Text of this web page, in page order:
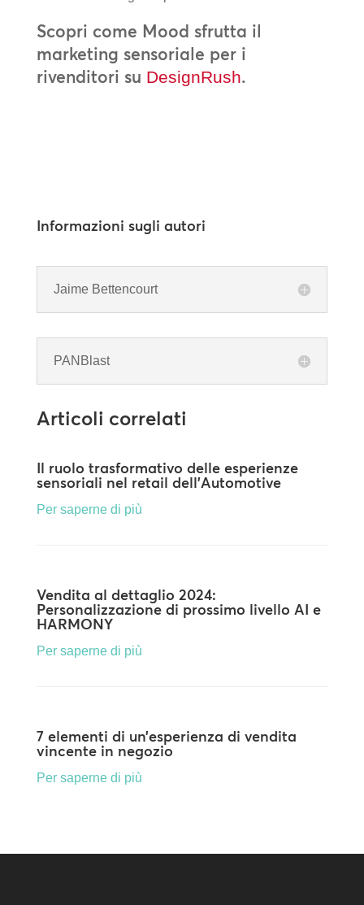
Scopri come Mood sfrutta il
marketing sensoriale per i
rivenditori su DesignRush.
Informazioni sugli autori
Jaime Bettencourt
PANBlast
Articoli correlati
Il ruolo trasformativo delle esperienze
sensoriali nel retail dell’Automotive
Per saperne di più
Vendita al dettaglio 2024:
Personalizzazione di prossimo livello AI e
HARMONY
Per saperne di più
7 elementi di un’esperienza di vendita
vincente in negozio
Per saperne di più